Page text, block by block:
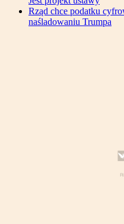
Rząd chce podatku
naśladowaniu Trumpa